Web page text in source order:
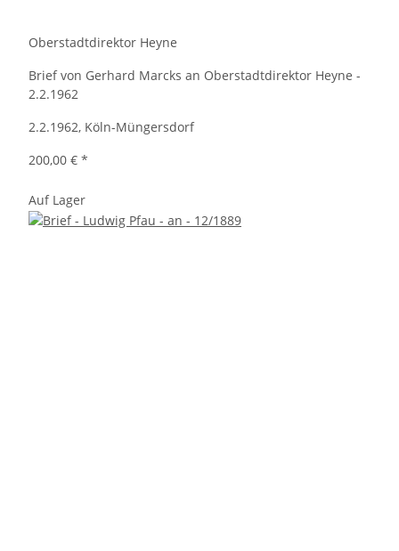
Oberstadtdirektor Heyne
Brief von Gerhard Marcks an Oberstadtdirektor Heyne -
2.2.1962
2.2.1962, Köln-Müngersdorf
200,00 € *
Auf Lager